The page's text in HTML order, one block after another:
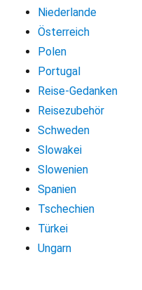
Niederlande
Österreich
Polen
Portugal
Reise-Gedanken
Reisezubehör
Schweden
Slowakei
Slowenien
Spanien
Tschechien
Türkei
Ungarn